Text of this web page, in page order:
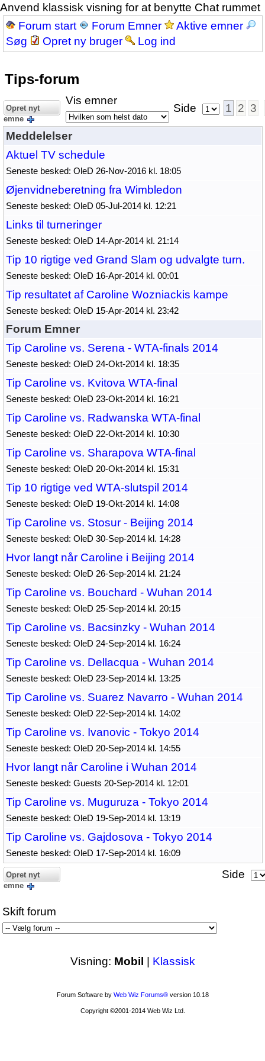
Anvend klassisk visning for at benytte Chat rummet
Forum start
Forum Emner
Aktive emner
Søg
Opret ny bruger Log ind
Tips-forum
Opret nyt
emne
Vis emner
Side 1 2 3
Meddelelser
Aktuel TV schedule
Seneste besked: OleD 26-Nov-2016 kl. 18:05
Øjenvidneberetning fra Wimbledon
Seneste besked: OleD 05-Jul-2014 kl. 12:21
Links til turneringer
Seneste besked: OleD 14-Apr-2014 kl. 21:14
Tip 10 rigtige ved Grand Slam og udvalgte turn.
Seneste besked: OleD 16-Apr-2014 kl. 00:01
Tip resultatet af Caroline Wozniackis kampe
Seneste besked: OleD 15-Apr-2014 kl. 23:42
Forum Emner
Tip Caroline vs. Serena - WTA-finals 2014
Seneste besked: OleD 24-Okt-2014 kl. 18:35
Tip Caroline vs. Kvitova WTA-final
Seneste besked: OleD 23-Okt-2014 kl. 16:21
Tip Caroline vs. Radwanska WTA-final
Seneste besked: OleD 22-Okt-2014 kl. 10:30
Tip Caroline vs. Sharapova WTA-final
Seneste besked: OleD 20-Okt-2014 kl. 15:31
Tip 10 rigtige ved WTA-slutspil 2014
Seneste besked: OleD 19-Okt-2014 kl. 14:08
Tip Caroline vs. Stosur - Beijing 2014
Seneste besked: OleD 30-Sep-2014 kl. 14:28
Hvor langt når Caroline i Beijing 2014
Seneste besked: OleD 26-Sep-2014 kl. 21:24
Tip Caroline vs. Bouchard - Wuhan 2014
Seneste besked: OleD 25-Sep-2014 kl. 20:15
Tip Caroline vs. Bacsinzky - Wuhan 2014
Seneste besked: OleD 24-Sep-2014 kl. 16:24
Tip Caroline vs. Dellacqua - Wuhan 2014
Seneste besked: OleD 23-Sep-2014 kl. 13:25
Tip Caroline vs. Suarez Navarro - Wuhan 2014
Seneste besked: OleD 22-Sep-2014 kl. 14:02
Tip Caroline vs. Ivanovic - Tokyo 2014
Seneste besked: OleD 20-Sep-2014 kl. 14:55
Hvor langt når Caroline i Wuhan 2014
Seneste besked: Guests 20-Sep-2014 kl. 12:01
Tip Caroline vs. Muguruza - Tokyo 2014
Seneste besked: OleD 19-Sep-2014 kl. 13:19
Tip Caroline vs. Gajdosova - Tokyo 2014
Seneste besked: OleD 17-Sep-2014 kl. 16:09
Opret nyt
emne
Side
Skift forum
Visning: Mobil | Klassisk
Forum Software by Web Wiz Forums®version 10.18
Copyright ©2001-2014 Web Wiz Ltd.